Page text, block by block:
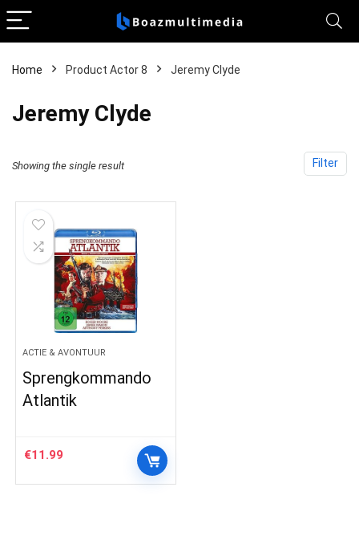
Home Product Actor 8 Jeremy Clyde
Jeremy Clyde
Filter
Showing the single result
ACTIE & AVONTUUR
Sprengkommando
Atlantik
€11.99